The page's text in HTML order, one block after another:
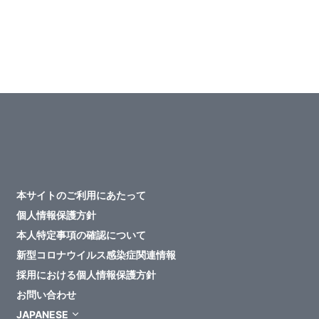
本サイトのご利用にあたって
個人情報保護方針
本人特定事項の確認について
新型コロナウイルス感染症関連情報
採用における個人情報保護方針
お問い合わせ
JAPANESE